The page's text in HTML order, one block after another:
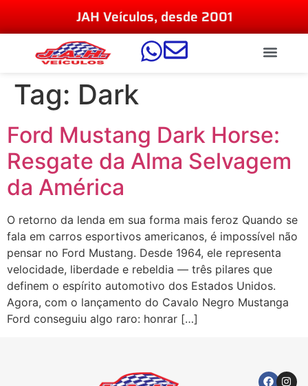
JAH Veículos, desde 2001
Tag: Dark
Ford Mustang Dark Horse:
Resgate da Alma Selvagem
da América
O retorno da lenda em sua forma mais feroz Quando se
fala em carros esportivos americanos, é impossível não
pensar no Ford Mustang. Desde 1964, ele representa
velocidade, liberdade e rebeldia — três pilares que
definem o espírito automotivo dos Estados Unidos.
Agora, com o lançamento do Cavalo Negro Mustanga
Ford conseguiu algo raro: honrar […]